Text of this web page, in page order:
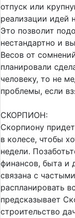
отпуск или
реализации идей
Это позволит
нестандартно и
Весов от
планировали
человеку, то не
проблемы, если
СКОРПИОН:
Скорпиону
в колесе, чтобы
недели.
финансов, быта и
связана с
распланировать
предсказывает
строительство